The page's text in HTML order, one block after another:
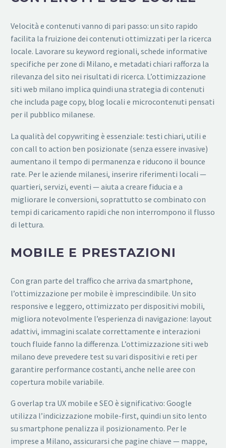
Velocità e contenuti vanno di pari passo: un sito rapido
facilita la fruizione dei contenuti ottimizzati per la ricerca
locale. Lavorare su keyword regionali, schede informative
specifiche per zone di Milano, e metadati chiari rafforza la
rilevanza del sito nei risultati di ricerca. L’ottimizzazione
siti web milano implica quindi una strategia di contenuti
che includa page copy, blog locali e microcontenuti pensati
per il pubblico milanese.
La qualità del copywriting è essenziale: testi chiari, utili e
con call to action ben posizionate (senza essere invasive)
aumentano il tempo di permanenza e riducono il bounce
rate. Per le aziende milanesi, inserire riferimenti locali —
quartieri, servizi, eventi — aiuta a creare fiducia e a
migliorare le conversioni, soprattutto se combinato con
tempi di caricamento rapidi che non interrompono il flusso
di lettura.
MOBILE E PRESTAZIONI
Con gran parte del traffico che arriva da smartphone,
l’ottimizzazione per mobile è imprescindibile. Un sito
responsive e leggero, ottimizzato per dispositivi mobili,
migliora notevolmente l’esperienza di navigazione: layout
adattivi, immagini scalate correttamente e interazioni
touch fluide fanno la differenza. L’ottimizzazione siti web
milano deve prevedere test su vari dispositivi e reti per
garantire performance costanti, anche nelle aree con
copertura mobile variabile.
G overlap tra UX mobile e SEO è significativo: Google
utilizza l’indicizzazione mobile-first, quindi un sito lento
su smartphone penalizza il posizionamento. Per le
imprese a Milano, assicurarsi che pagine chiave — mappe,